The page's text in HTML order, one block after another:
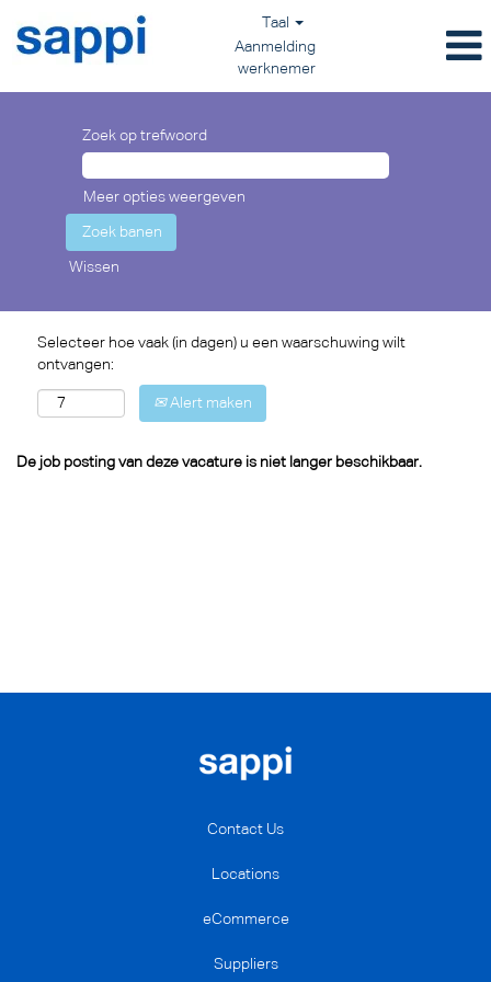
Taal
Aanmelding
werknemer
Zoek op trefwoord
Meer opties weergeven
Wissen
Selecteer hoe vaak (in dagen) u een waarschuwing wilt
ontvangen:
Alert maken
De job posting van deze vacature is niet langer beschikbaar.
Contact Us
Locations
eCommerce
Suppliers